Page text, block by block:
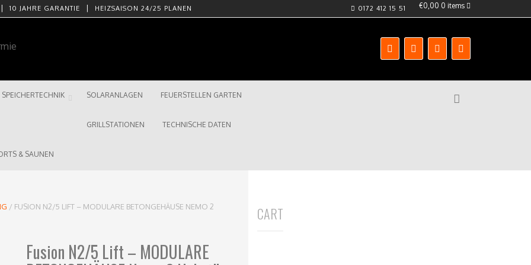
€0,00 0 items
10 JAHRE GARANTIE HEIZSAISON 24/25 PLANEN 0172 412 15 51
SPEICHERTECHNIK SOLARANLAGEN FEUERSTELLEN GARTEN
GRILLSTATIONEN TECHNISCHE DATEN
& SAUNEN
/ FUSION N2/5 LIFT – MODULARE BETONGEHÄUSE NEMO 2
Fusion N2/5 Lift – MODULARE
CART